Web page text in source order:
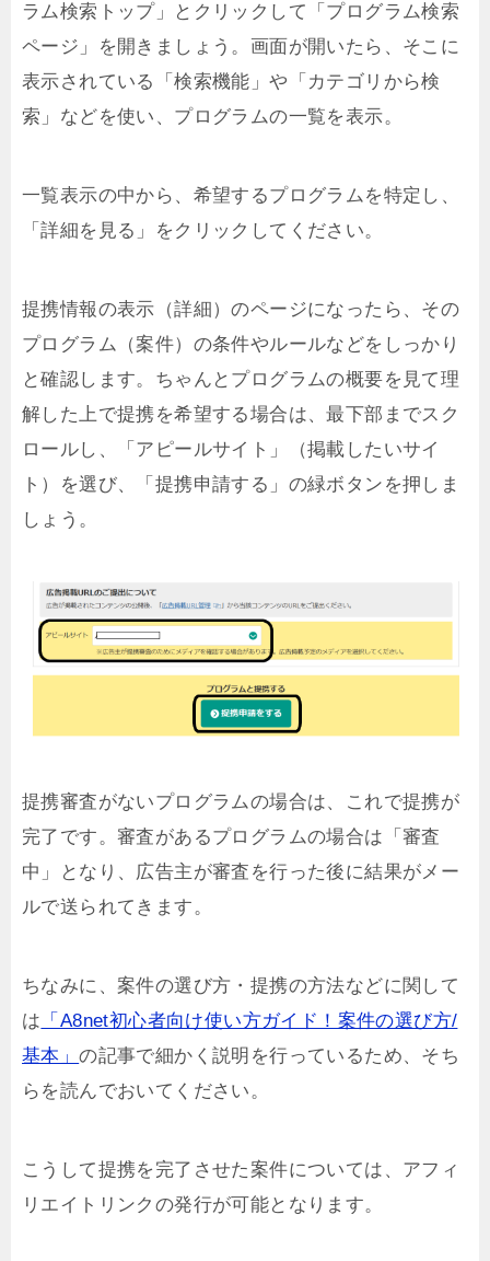
ラム検索トップ」とクリックして「プログラム検索
ページ」を開きましょう。画面が開いたら、そこに
表示されている「検索機能」や「カテゴリから検
索」などを使い、プログラムの一覧を表示。
一覧表示の中から、希望するプログラムを特定し、
「詳細を見る」をクリックしてください。
提携情報の表示（詳細）のページになったら、その
プログラム（案件）の条件やルールなどをしっかり
と確認します。ちゃんとプログラムの概要を見て理
解した上で提携を希望する場合は、最下部までスク
ロールし、「アピールサイト」（掲載したいサイ
ト）を選び、「提携申請する」の緑ボタンを押しま
しょう。
提携審査がないプログラムの場合は、これで提携が
完了です。審査があるプログラムの場合は「審査
中」となり、広告主が審査を行った後に結果がメー
ルで送られてきます。
ちなみに、案件の選び方・提携の方法などに関して
は 「A8net初心者向け使い方ガイド！案件の選び方/
基本」の記事で細かく説明を行っているため、そち
らを読んでおいてください。
こうして提携を完了させた案件については、アフィ
リエイトリンクの発行が可能となります。